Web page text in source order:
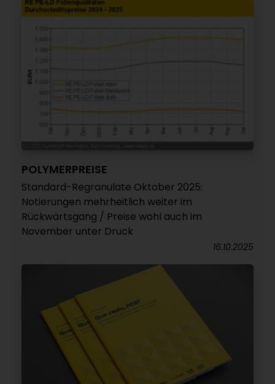
POLYMERPREISE
Standard-Regranulate Oktober 2025:
Notierungen mehrheitlich weiter im
Rückwärtsgang / Preise wohl auch im
November unter Druck
16.10.2025